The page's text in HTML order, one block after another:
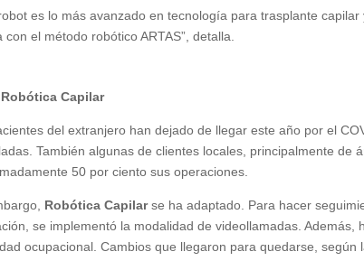
es lo más avanzado en tecnología para trasplante
con el método robótico ARTAS”, detalla.
Capilar
del extranjero han dejado de llegar este año por el
También algunas de clientes locales, principalmente de
50 por ciento sus operaciones.
Robótica Capilarse ha adaptado. Para hacer
se implementó la modalidad de videollamadas.
ocupacional. Cambios que llegaron para quedarse, según